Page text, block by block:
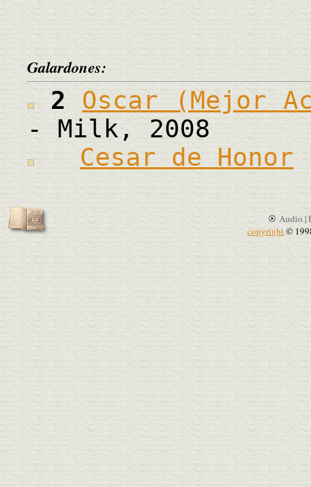
Galardones:
2Oscar (Mejor
- Milk, 2008
Cesar de Honor
Audio |
copyright©